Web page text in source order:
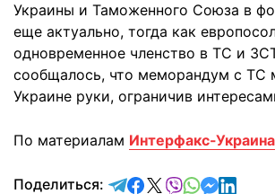
Украины и Таможенного Союза в
еще актуально, тогда как
одновременное членство в ТС и
сообщалось, что меморандум с ТС
Украине руки, ограничив
По материалам Интерфакс-Украина
Поделиться: отправить в Telegram
поделиться в
поделиться в X
отправить в
отправить